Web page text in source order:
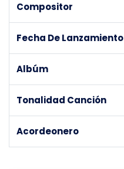
Compositor
Fecha De Lanzamiento
Albúm
Tonalidad Canción
Acordeonero